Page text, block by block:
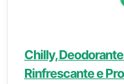
Chilly,
Rinfrescante e